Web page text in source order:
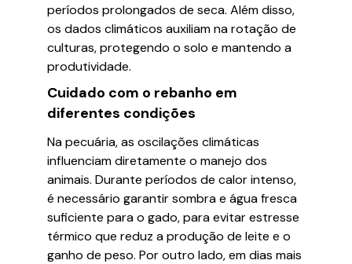
períodos prolongados de seca. Além disso,
os dados climáticos auxiliam na rotação de
culturas, protegendo o solo e mantendo a
produtividade.
Cuidado com o rebanho em
diferentes condições
Na pecuária, as oscilações climáticas
influenciam diretamente o manejo dos
animais. Durante períodos de calor intenso,
é necessário garantir sombra e água fresca
suficiente para o gado, para evitar estresse
térmico que reduz a produção de leite e o
ganho de peso. Por outro lado, em dias mais